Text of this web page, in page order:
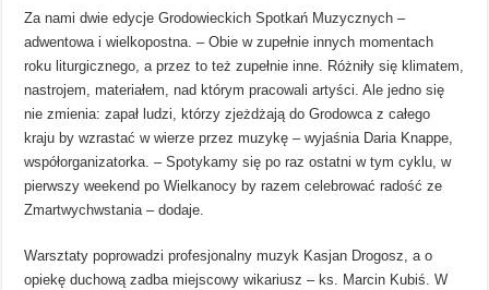
Za nami dwie edycje Grodowieckich Spotkań Muzycznych –
adwentowa i wielkopostna. – Obie w zupełnie innych momentach
roku liturgicznego, a przez to też zupełnie inne. Różniły się klimatem,
nastrojem, materiałem, nad którym pracowali artyści. Ale jedno się
nie zmienia: zapał ludzi, którzy zjeżdżają do Grodowca z całego
kraju by wzrastać w wierze przez muzykę – wyjaśnia Daria Knappe,
współorganizatorka. – Spotykamy się po raz ostatni w tym cyklu, w
pierwszy weekend po Wielkanocy by razem celebrować radość ze
Zmartwychwstania – dodaje.
Warsztaty poprowadzi profesjonalny muzyk Kasjan Drogosz, a o
opiekę duchową zadba miejscowy wikariusz – ks. Marcin Kubiś. W